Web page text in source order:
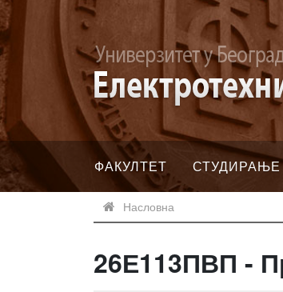
ФАКУЛТЕТ СТУДИРАЊЕ
Насловна
26Е113ПВП -